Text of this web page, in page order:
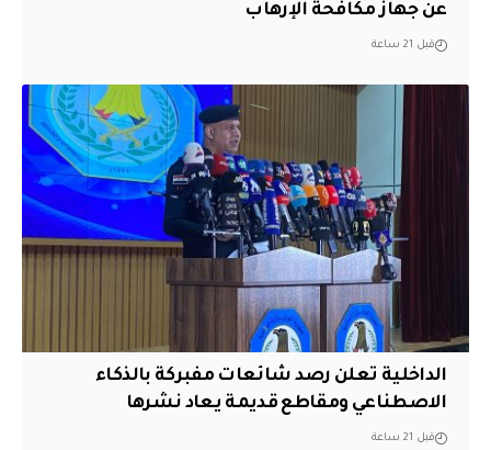
عن جهاز مكافحة الإرهاب
قبل 21 ساعة
الداخلية تعلن رصد شائعات مفبركة بالذكاء
الاصطناعي ومقاطع قديمة يعاد نشرها
قبل 21 ساعة